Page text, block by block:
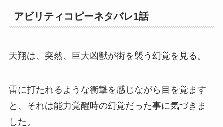
アビリティコピーネタバレ1話
天翔は、突然、巨大凶獣が街を襲う幻覚を見る。
雷に打たれるような衝撃を感じながら目を覚ます
と、それは能力覚醒時の幻覚だった事に気づきま
した。